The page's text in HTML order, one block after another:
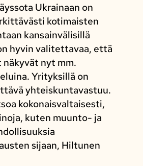
Ukrainaan on
kotimaisten
kansainvälisillä
hyvin valitettavaa, että
nyt mm.
Yrityksillä on
yhteiskuntavastuu.
kokonaisvaltaisesti,
kuten muunto- ja
sijaan, Hiltunen